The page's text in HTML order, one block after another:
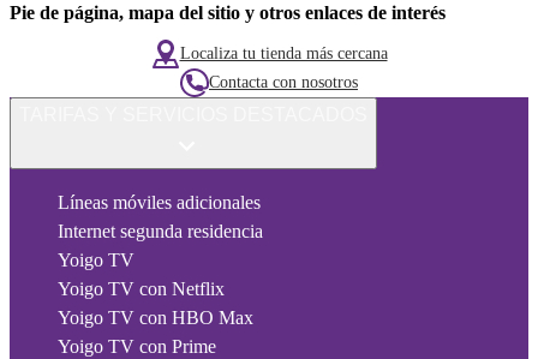
Pie de página, mapa del sitio y otros enlaces de interés
Localiza tu tienda más cercana
Contacta con nosotros
Líneas móviles adicionales
Internet segunda residencia
Yoigo TV
Yoigo TV con Netflix
Yoigo TV con HBO Max
Yoigo TV con Prime